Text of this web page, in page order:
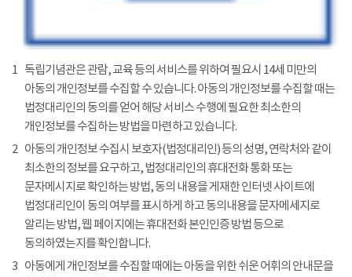
1 독립기념관은 관람, 교육 등의 서비스를 위하여 필요시 14세 미만의
아동의 개인정보를 수집할 수 있습니다. 아동의 개인정보를 수집할 때는
법정대리인의 동의를 얻어 해당 서비스 수행에 필요한 최소한의
개인정보를 수집하는 방법을 마련하고 있습니다.
2 아동의 개인정보 수집시 보호자(법정대리인) 등의 성명, 연락처와 같이
최소한의 정보를 요구하고, 법정대리인의 휴대전화 통화 또는
문자메시지로 확인하는 방법, 동의 내용을 게재한 인터넷 사이트에
법정대리인이 동의 여부를 표시하게 하고 동의내용을 문자메세지로
알리는 방법, 웹 페이지에는 휴대전화 본인인증 방법 등으로
동의하였는지를 확인합니다.
3 아동에게 개인정보를 수집할 때에는 아동을 위한 쉬운 어휘의 안내문을